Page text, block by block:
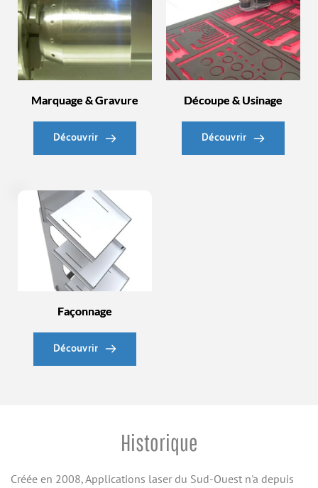
Marquage & Gravure
Découvrir
Découpe & Usinage
Découvrir
Façonnage
Découvrir
Historique
Créée en 2008, Applications laser du Sud-Ouest n'a depuis